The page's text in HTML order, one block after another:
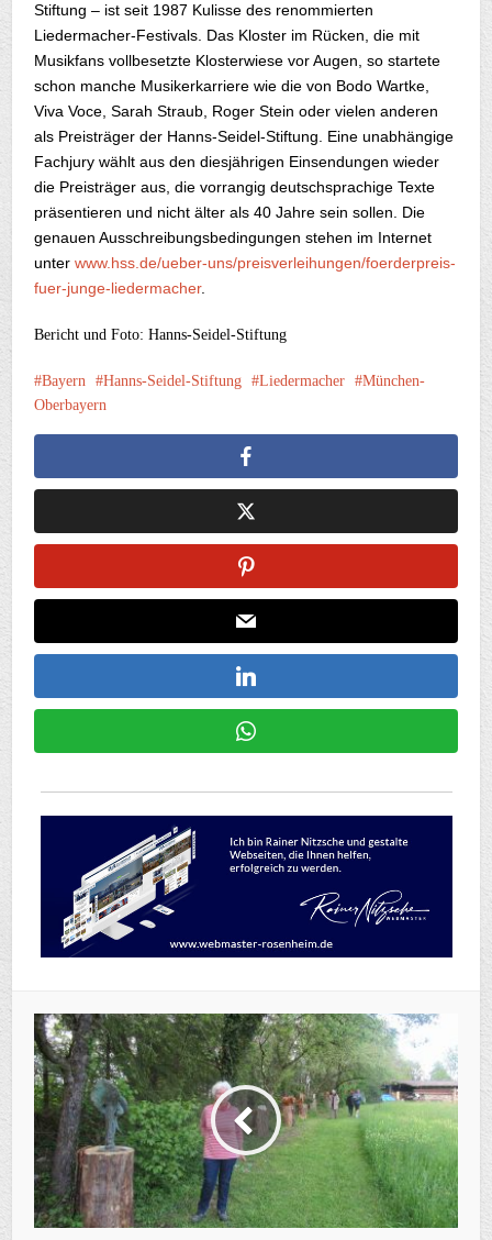
Stiftung – ist seit 1987 Kulisse des renommierten
Liedermacher-Festivals. Das Kloster im Rücken, die mit
Musikfans vollbesetzte Klosterwiese vor Augen, so startete
schon manche Musikerkarriere wie die von Bodo Wartke,
Viva Voce, Sarah Straub, Roger Stein oder vielen anderen
als Preisträger der Hanns-Seidel-Stiftung. Eine unabhängige
Fachjury wählt aus den diesjährigen Einsendungen wieder
die Preisträger aus, die vorrangig deutschsprachige Texte
präsentieren und nicht älter als 40 Jahre sein sollen. Die
genauen Ausschreibungsbedingungen stehen im Internet
unterwww.hss.de/ueber-uns/preisverleihungen/foerderpreis-
fuer-junge-liedermacher.
Bericht und Foto: Hanns-Seidel-Stiftung
Bayern Hanns-Seidel-Stiftung Liedermacher
München-
Oberbayern